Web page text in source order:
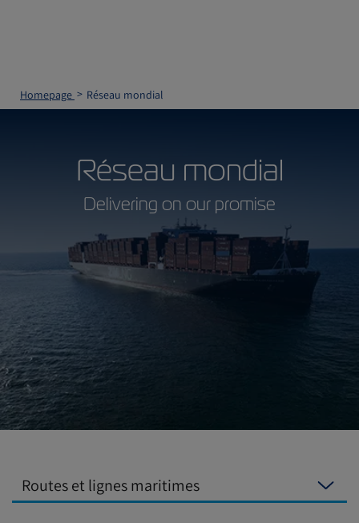
Homepage Réseau mondial
Réseau mondial
Delivering on our promise
Routes et lignes maritimes